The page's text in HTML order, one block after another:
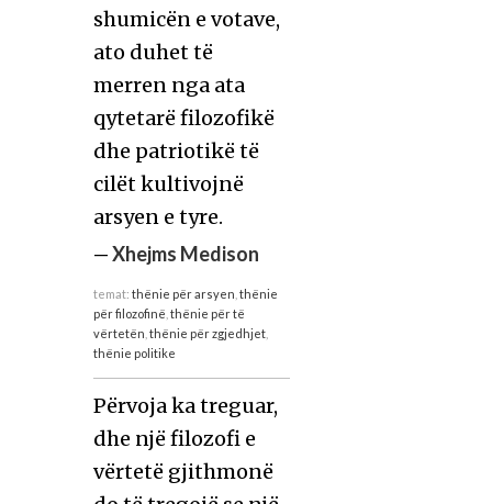
shumicën e votave,
ato duhet të
merren nga ata
qytetarë filozofikë
dhe patriotikë të
cilët kultivojnë
arsyen e tyre.
—Xhejms Medison
temat: thënie për arsyen thënie
për filozofinë thënie për të
vërtetën thënie për zgjedhjet,
thënie politike
Përvoja ka treguar,
dhe një filozofi e
vërtetë gjithmonë